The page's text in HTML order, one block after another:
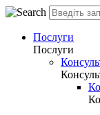
Послуги
Послуги